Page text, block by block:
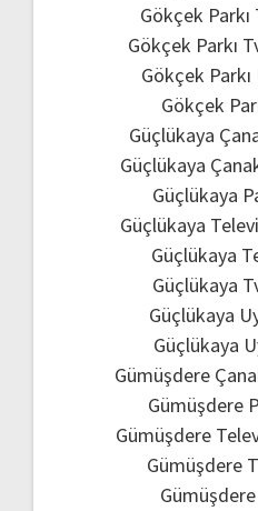
Gökçek
Gökçek Parkı
Gökçek
Gökçek
Güçlükaya
Güçlükaya
Güçlükaya
Güçlükaya
Güçlükaya
Güçlükaya
Güçlükaya
Güçlükaya
Gümüşdere
Gümüşdere
Gümüşdere
Gümüşdere